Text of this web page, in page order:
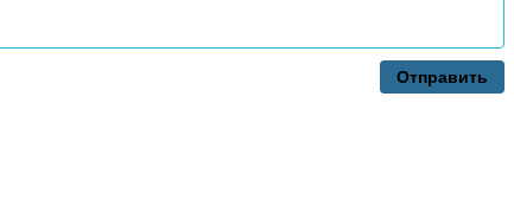
Отправить